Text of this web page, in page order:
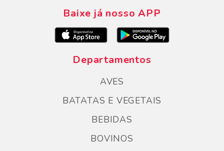
Baixe já nosso APP
Departamentos
AVES
BATATAS E VEGETAIS
BEBIDAS
BOVINOS